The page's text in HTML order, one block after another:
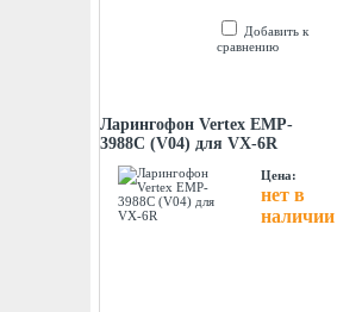
Добавить к
сравнению
Ларингофон Vertex EMP-
3988C (V04) для VX-6R
Цена:
нет в
наличии